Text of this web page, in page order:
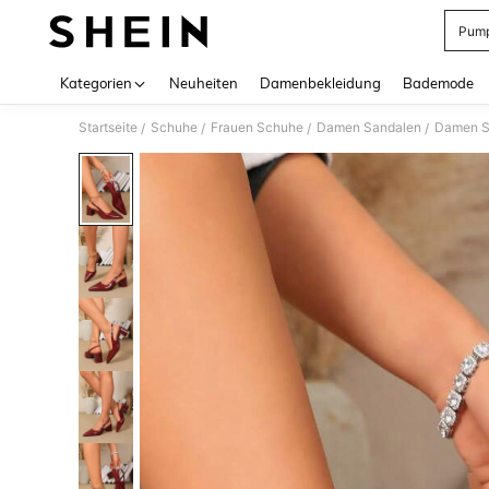
Kategorien Neuheiten Damenbekleidung Bademode
Startseite / Schuhe / Frauen Schuhe / Damen Sandalen / Damen